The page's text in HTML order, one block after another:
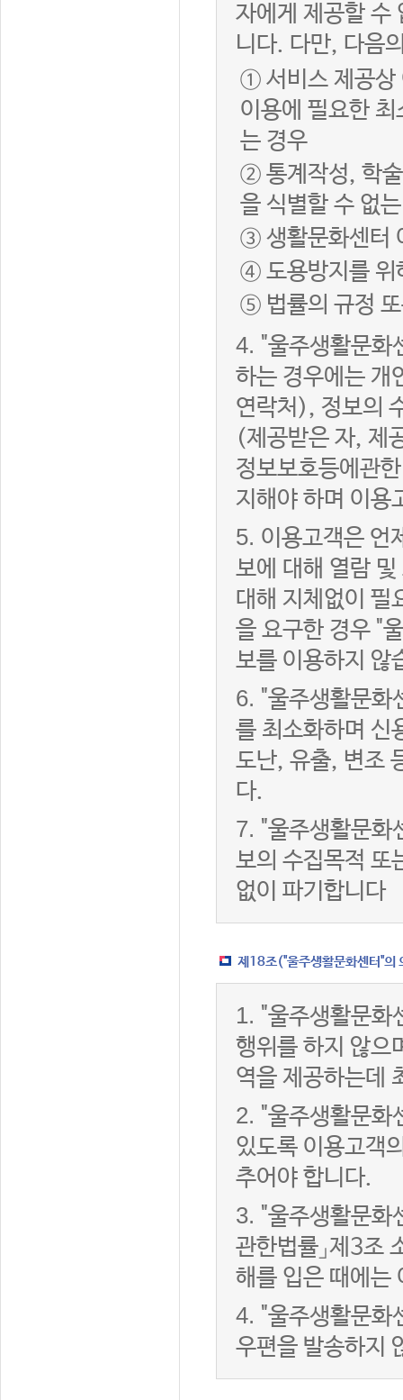
자에게 제공할 수
니다. 다만, 다음
① 서비스 제공상
이용에 필요한
는 경우
② 통계작성, 학
을 식별할 수 없
③ 생활문화센터
④ 도용방지를 위
⑤ 법률의 규정 또
4. "울주생활문화
하는 경우에는 개
연락처), 정보의
(제공받은 자, 제
정보보호등에관
지해야 하며 이용
5. 이용고객은 언
보에 대해 열람
대해 지체없이 필
을 요구한 경우 "
보를 이용하지 않
6. "울주생활문화
를 최소화하며 신
도난, 유출, 변조
다.
7. "울주생활문화
보의 수집목적 또
없이 파기합니다
제18조("울주생활문화센터"의
1. "울주생활문화
행위를 하지 않으
역을 제공하는데
2. "울주생활문화
있도록 이용고객
추어야 합니다.
3. "울주생활문화
관한법률」제3조
해를 입은 때에는
4. "울주생활문화
우편을 발송하지